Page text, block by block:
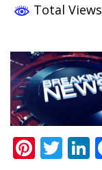
Total
Pi T